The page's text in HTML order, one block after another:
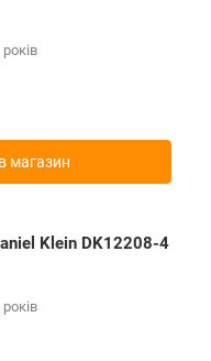
магазин
Klein DK12208-4